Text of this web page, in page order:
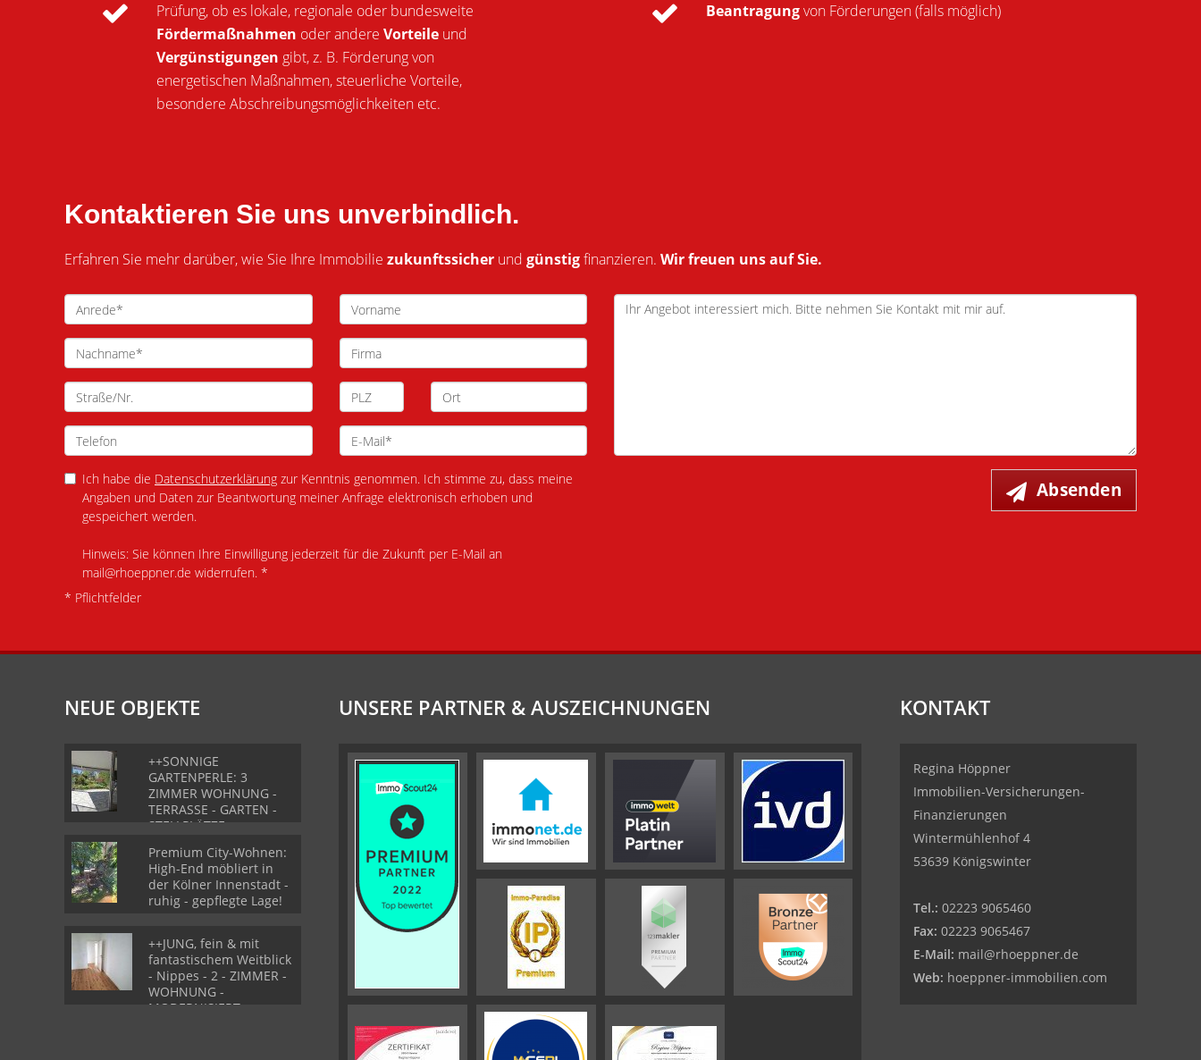
Prüfung, ob es lokale, regionale oder bundesweite
Fördermaßnahmen oder andere Vorteile und
Vergünstigungen gibt, z. B. Förderung von
energetischen Maßnahmen, steuerliche Vorteile,
besondere Abschreibungsmöglichkeiten etc.
Beantragungvon Förderungen (falls möglich)
Kontaktieren Sie uns unverbindlich.
Erfahren Sie mehr darüber, wie Sie Ihre Immobilie zukunftssicher und günstigfinanzieren. Wir freuen uns auf Sie.
Ich habe die Datenschutzerklärung zur Kenntnis genommen. Ich stimme zu, dass meine
Angaben und Daten zur Beantwortung meiner Anfrage elektronisch erhoben und
gespeichert werden.
Hinweis: Sie können Ihre Einwilligung jederzeit für die Zukunft per E-Mail an
mail@rhoeppner.de widerrufen. *
* Pflichtfelder
Absenden
NEUE OBJEKTE
++SONNIGE
GARTENPERLE: 3
ZIMMER WOHNUNG -
TERRASSE - GARTEN -
STELLPLÄTZE ++
Premium City-Wohnen:
High-End möbliert in
der Kölner Innenstadt -
ruhig - gepflegte Lage!
++JUNG, fein & mit
fantastischem Weitblick
- Nippes - 2 - ZIMMER -
WOHNUNG -
MODERNISIERT++
UNSERE PARTNER & AUSZEICHNUNGEN KONTAKT
Regina Höppner
Immobilien-Versicherungen-
Finanzierungen
Wintermühlenhof 4
53639 Königswinter
Tel.: 02223 9065460
Fax: 02223 9065467
E-Mail: mail@rhoeppner.de
Web: hoeppner-immobilien.com